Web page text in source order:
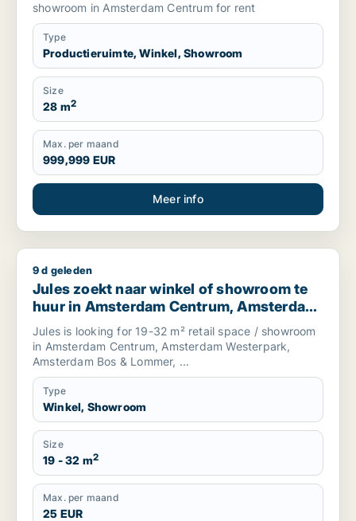
showroom in Amsterdam Centrum for rent
Type
Productieruimte, Winkel, Showroom
Size
28 m2
Max. per maand
999,999 EUR
Meer info
Jules zoekt naar winkel of showroom te huur in Amsterdam
9 d geleden
Jules zoekt naar winkel of showroom te
huur in Amsterdam Centrum, Amsterdam
Westerpark of Amsterdam Bos &
Lommeren meer, The Netherlands
Jules is looking for 19-32 m² retail space / showroom
in Amsterdam Centrum, Amsterdam Westerpark,
Amsterdam Bos & Lommer, ...
Type
Winkel, Showroom
Size
19 - 32 m2
Max. per maand
25 EUR